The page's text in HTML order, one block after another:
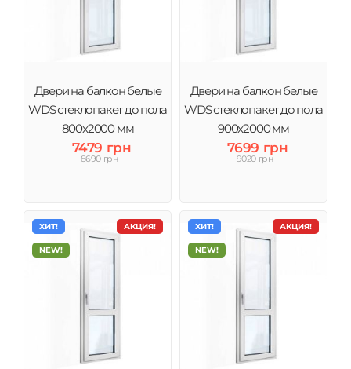
Двери на балкон белые
WDS стеклопакет до пола
800x2000 мм
7479 грн
8690 грн
Двери на балкон белые
WDS стеклопакет до пола
900x2000 мм
7699 грн
9020 грн
АКЦИЯ!
ХИТ!
NEW!
АКЦИЯ!
ХИТ!
NEW!